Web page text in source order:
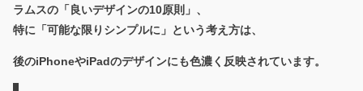
ラムスの「良いデザインの10原則」、
特に「可能な限りシンプルに」という考え方は、
後のiPhoneやiPadのデザインにも色濃く反映されています。